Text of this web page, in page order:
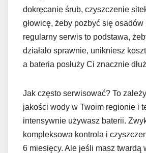
dokręcanie śrub, czyszczenie
głowicę, żeby pozbyć się osadów
regularny serwis to podstawa,
działało sprawnie, unikniesz
a bateria posłuży Ci znacznie
Jak często serwisować? To
jakości wody w Twoim regionie i
intensywnie używasz baterii.
kompleksowa kontrola i
6 miesięcy. Ale jeśli masz twardą